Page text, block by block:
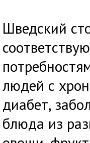
Шведский
людей с
диабет,
блюда из